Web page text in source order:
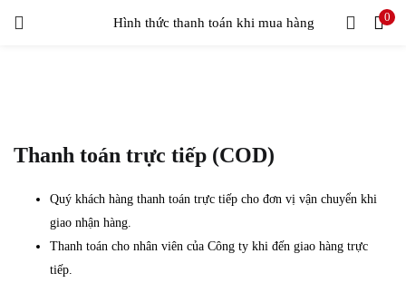
Hình thức thanh toán khi mua hàng 0
Thanh toán trực tiếp (COD)
Quý khách hàng thanh toán trực tiếp cho đơn vị vận chuyển khi
giao nhận hàng.
Thanh toán cho nhân viên của Công ty khi đến giao hàng trực
tiếp.
LOGIN
Remember me